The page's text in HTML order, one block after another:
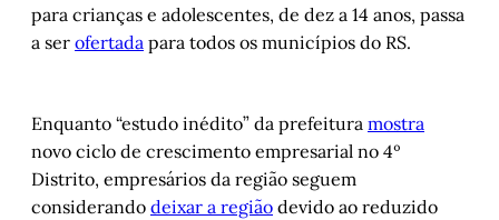
para crianças e adolescentes, de dez a 14 anos, passa
a ser ofertada para todos os municípios do RS.
Enquanto “estudo inédito” da prefeitura mostra
novo ciclo de crescimento empresarial no 4º
Distrito, empresários da região seguem
considerando deixar a região devido ao reduzido